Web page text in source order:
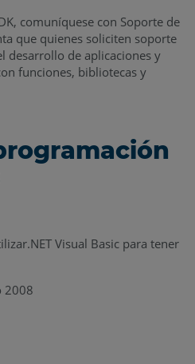
comuníquese con Soporte de
que quienes soliciten soporte
desarrollo de aplicaciones y
funciones, bibliotecas y
Visual Basic para tener
2008